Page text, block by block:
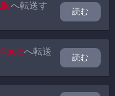
へ転送す
読む
へ転送
読む